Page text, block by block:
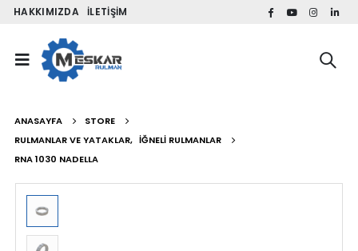
HAKKIMIZDA İLETIŞIM
ANASAYFA
STORE
RULMANLAR VE YATAKLAR, İĞNELI RULMANLAR
RNA 1030 NADELLA